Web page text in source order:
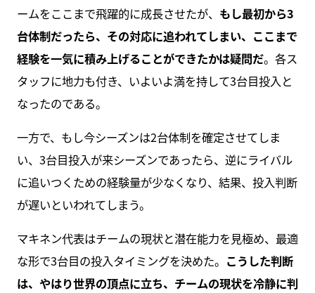
ームをここまで飛躍的に成長させたが、 もし最初から3
台体制だったら、その対応に追われてしまい、ここまで
経験を一気に積み上げることができたかは疑問だ。各ス
タッフに地力も付き、いよいよ満を持して3台目投入と
なったのである。
一方で、もし今シーズンは2台体制を確定させてしま
い、3台目投入が来シーズンであったら、逆にライバル
に追いつくための経験量が少なくなり、結果、投入判断
が遅いといわれてしまう。
マキネン代表はチームの現状と潜在能力を見極め、最適
な形で3台目の投入タイミングを決めた。 こうした判断
は、やはり世界の頂点に立ち、チームの現状を冷静に判